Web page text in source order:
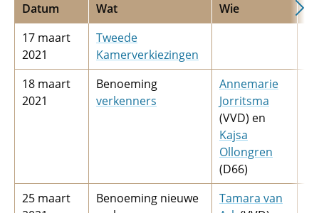
Datum Wat Wie
17 maart
2021
Tweede
Kamerverkiezingen
18 maart
2021
Benoeming
verkenners
Annemarie
Jorritsma
(VVD) en
Kajsa
Ollongren
(D66)
25 maart
Benoeming nieuwe
Tamara van